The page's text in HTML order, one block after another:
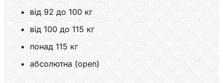
від 92 до 100 кг
від 100 до 115 кг
понад 115 кг
абсолютна (open)